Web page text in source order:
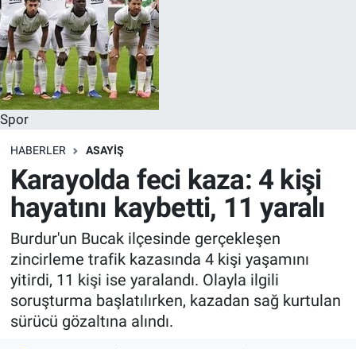
Spor
HABERLER ASAYIŞ
Karayolda feci kaza: 4 kişi
hayatını kaybetti, 11 yaralı
Burdur'un Bucak ilçesinde gerçekleşen
zincirleme trafik kazasında 4 kişi yaşamını
yitirdi, 11 kişi ise yaralandı. Olayla ilgili
soruşturma başlatılırken, kazadan sağ kurtulan
sürücü gözaltına alındı.